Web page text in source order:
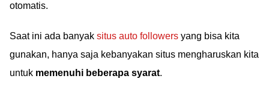
otomatis.
Saat ini ada banyak situs auto followers yang bisa kita
gunakan, hanya saja kebanyakan situs mengharuskan kita
untuk memenuhi beberapa syarat.